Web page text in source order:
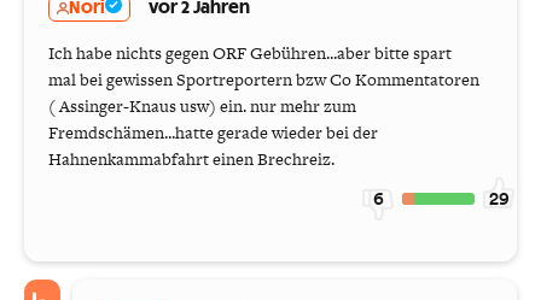
Nori vor 2 Jahren
Ich habe nichts gegen ORF Gebühren...aber bitte spart
mal bei gewissen Sportreportern bzw Co Kommentatoren
( Assinger-Knaus usw) ein. nur mehr zum
Fremdschämen...hatte gerade wieder bei der
Hahnenkammabfahrt einen Brechreiz.
6 29